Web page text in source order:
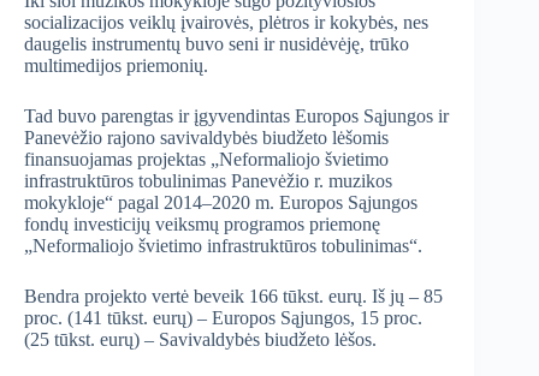
socializacijos veiklų įvairovės, plėtros ir kokybės, nes
daugelis instrumentų buvo seni ir nusidėvėję, trūko
multimedijos priemonių.
Tad buvo parengtas ir įgyvendintas Europos Sąjungos ir
Panevėžio rajono savivaldybės biudžeto lėšomis
finansuojamas projektas „Neformaliojo švietimo
infrastruktūros tobulinimas Panevėžio r. muzikos
mokykloje“ pagal 2014–2020 m. Europos Sąjungos
fondų investicijų veiksmų programos priemonę
„Neformaliojo švietimo infrastruktūros tobulinimas“.
Bendra projekto vertė beveik 166 tūkst. eurų. Iš jų – 85
proc. (141 tūkst. eurų) – Europos Sąjungos, 15 proc.
(25 tūkst. eurų) – Savivaldybės biudžeto lėšos.